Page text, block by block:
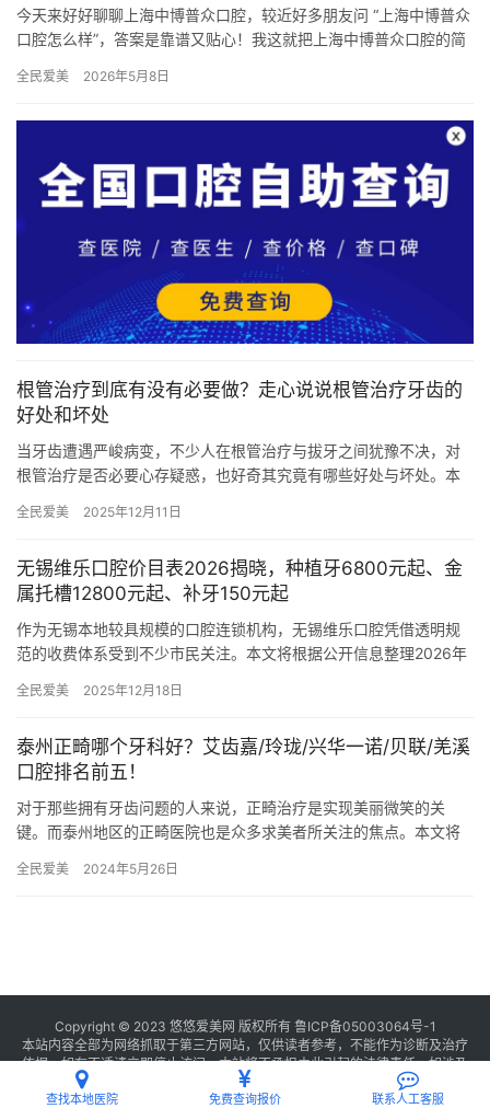
今天来好好聊聊上海中博普众口腔，较近好多朋友问 “上海中博普众
口腔怎么样”，答案是靠谱又贴心！我这就把上海中博普众口腔的简
全民爱美 2026年5月8日
根管治疗到底有没有必要做？走心说说根管治疗牙齿的
好处和坏处
当牙齿遭遇严峻病变，不少人在根管治疗与拔牙之间犹豫不决，对
根管治疗是否必要心存疑惑，也好奇其究竟有哪些好处与坏处。本
家提供…
全民爱美 2025年12月11日
无锡维乐口腔价目表2026揭晓，种植牙6800元起、金
属托槽12800元起、补牙150元起
作为无锡本地较具规模的口腔连锁机构，无锡维乐口腔凭借透明规
范的收费体系受到不少市民关注。本文将根据公开信息整理2026年
…
全民爱美 2025年12月18日
泰州正畸哪个牙科好？艾齿嘉/玲珑/兴华一诺/贝联/羌溪
口腔排名前五！
对于那些拥有牙齿问题的人来说，正畸治疗是实现美丽微笑的关
键。而泰州地区的正畸医院也是众多求美者所关注的焦点。本文将
参考。 …
全民爱美 2024年5月26日
Copyright © 2023 悠悠爱美网 版权所有 鲁ICP备05003064号-1
本站内容全部为网络抓取于第三方网站，仅供读者参考，不能作为诊断及治疗
依据，如有不适请立即停止访问，本站将不承担由此引起的法律责任。如涉及
联系我们
查找本地医院 免费查询报价 联系人工客服